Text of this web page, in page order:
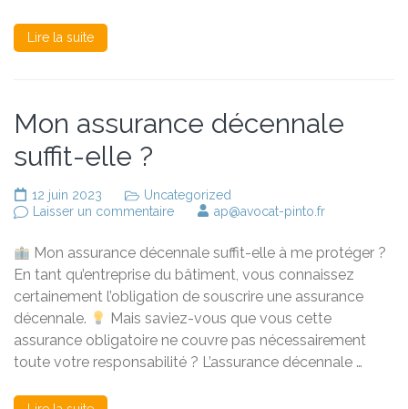
Lire la suite
Mon assurance décennale
suffit-elle ?
12 juin 2023
Uncategorized
Laisser un commentairesur
décennale
suffit-
elle
?
ap@avocat-pinto.fr
Mon assurance décennale suffit-elle à me protéger ?
En tant qu’entreprise du bâtiment, vous connaissez
certainement l’obligation de souscrire une assurance
décennale.
Mais saviez-vous que vous cette
assurance obligatoire ne couvre pas nécessairement
toute votre responsabilité ? L’assurance décennale …